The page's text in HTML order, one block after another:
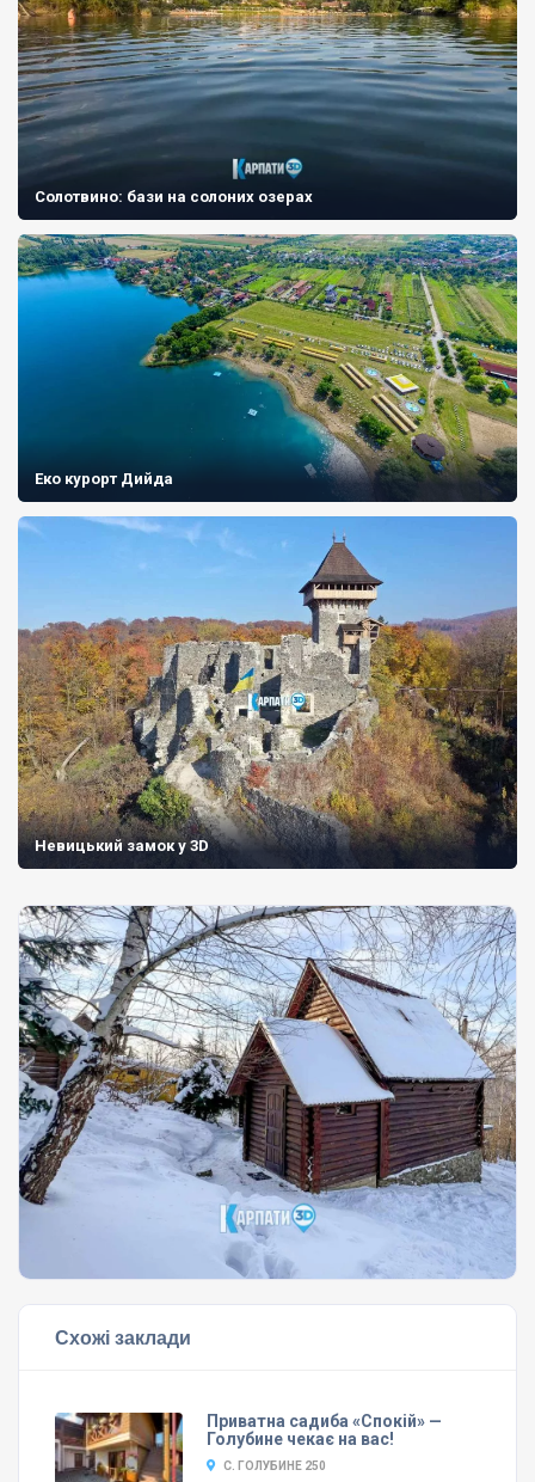
Солотвино: бази на солоних озерах
Еко курорт Дийда
Невицький замок у 3D
Схожі заклади
Приватна садиба «Спокій» —
Голубине чекає на вас!
С. ГОЛУБИНЕ 250